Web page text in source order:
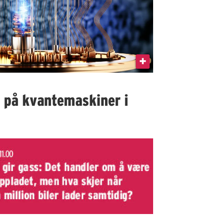
kvantemaskiner i